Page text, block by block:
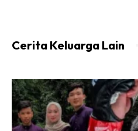
Ads
Cerita Keluarga Lain